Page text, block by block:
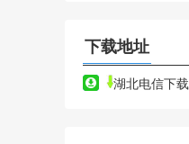
下载地址
湖北电信下载